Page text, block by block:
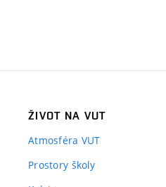
ŽIVOT NA VUT
Atmosféra VUT
Prostory školy